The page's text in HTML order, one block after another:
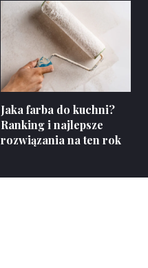
Jaka farba do kuchni?
Ranking i najlepsze
rozwiązania na ten rok